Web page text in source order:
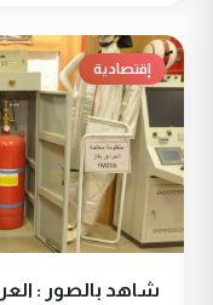
إقتصادية
شاهد بالصور :